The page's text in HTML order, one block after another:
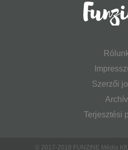
Szerzői
Archív
Terjesztési
© 2017-2018 FUNZINE Média